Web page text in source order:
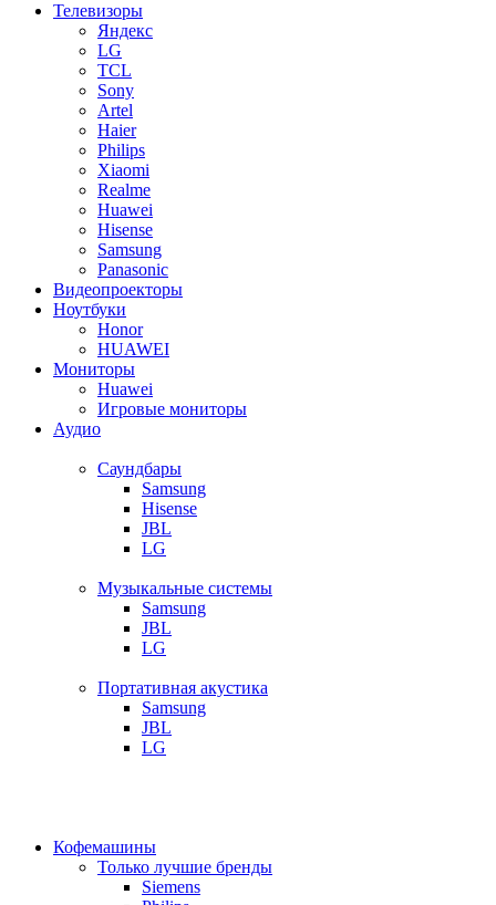
Телевизоры
Яндекс
LG
TCL
Sony
Artel
Haier
Philips
Xiaomi
Realme
Huawei
Hisense
Samsung
Panasonic
Видеопроекторы
Ноутбуки
Honor
HUAWEI
Мониторы
Huawei
Игровые мониторы
Аудио
Саундбары
Samsung
Hisense
JBL
LG
Музыкальные системы
Samsung
JBL
LG
Портативная акустика
Samsung
JBL
LG
Кофемашины
Только лучшие бренды
Siemens